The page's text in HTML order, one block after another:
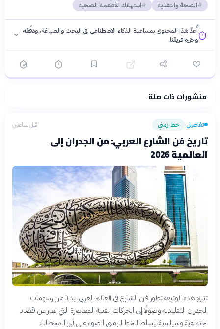
الصحة والتغذية
استهلاك الأطعمة الصحية
أُعدّ هذا المحتوى بمساعدة الذكاء الاصطناعي في البحث والصياغة، ودقّقه
وحرّره فريقنا.
فلسفتنا المعرفية· سياسة الذكاء الاصطناعيمنشورات ذات صلة
تفاصيل› خط زمني قبل ساعتين
تاريخ فن الشارع العربي: من الجدران إلى
العالمية 2026
تتبع هذه الوثيقة تطور فن الشارع في العالم العربي، بدءًا من رسومات
الجدران التقليدية وصولًا إلى الحركات الفنية المعاصرة التي تعبر عن قضايا
اجتماعية وسياسية. يسلط الخط الزمني الضوء على أبرز المحطات